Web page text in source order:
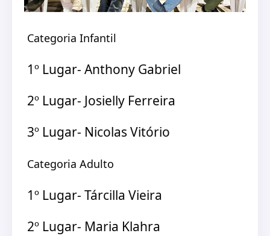
Categoria Infantil
1º Lugar- Anthony Gabriel
2º Lugar- Josielly Ferreira
3º Lugar- Nicolas Vitório
Categoria Adulto
1º Lugar- Tárcilla Vieira
2º Lugar- Maria Klahra